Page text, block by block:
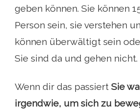
geben können. Sie können
Person sein, sie verstehen
können überwältigt sein
Sie sind da und gehen nicht.
Wenn dir das passiert Sie
irgendwie, um sich zu